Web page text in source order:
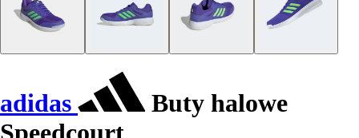
adidas
Buty halowe